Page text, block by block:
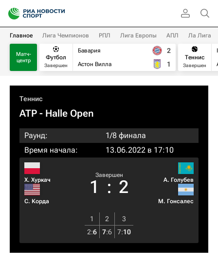
Главное Лига Чемпионов РПЛ Лига Европы АПЛ Ла Лига
Матч-
центр
Футбол
Завершен
Бавария
Астон Вилла
2
1
Теннис
Завершен
Теннис
ATP - Halle Open
Раунд:
1/8 финала
Время начала:
13.06.2022 в 17:10
Х. Хуркач
С. Корда
Завершен
1 : 2 А. Голубев
М. Гонсалес
1 2
3
2:6 7:6 7:10